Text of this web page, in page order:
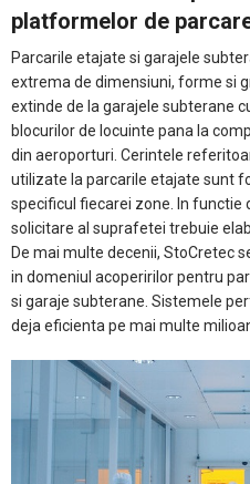
platformelor de
Parcarile etajate si garajele
extrema de dimensiuni, forme si
extinde de la garajele subterane
blocurilor de locuinte pana la
din aeroporturi. Cerintele
utilizate la parcarile etajate sunt
specificul fiecarei zone. In functie
solicitare al suprafetei trebuie
De mai multe decenii, StoCretec
in domeniul acoperirilor pentru
si garaje subterane. Sistemele
deja eficienta pe mai multe